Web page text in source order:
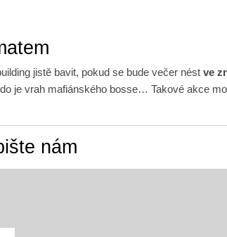
jistě bavit, pokud se bude večer nést ve
je vrah mafiánského bosse… Takové akce
nám